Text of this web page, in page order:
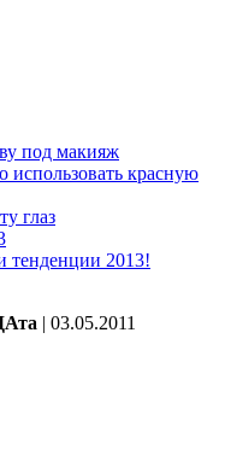
под макияж
красную
глаз
2013!
| 03.05.2011